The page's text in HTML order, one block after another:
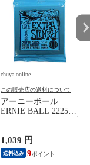
chuya-online
この販売店の送料について
アーニーボール
ERNIE BALL 2225
Extra Slinky エレキギ
1,039 円
送料込み 9